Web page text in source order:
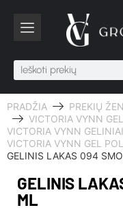
PRADŽIA PREKIŲ
VICTORIA VYNN
VICTORIA VYNN
VICTORIA VYNN GEL
GELINIS LAKAS 094
GELINIS
ML